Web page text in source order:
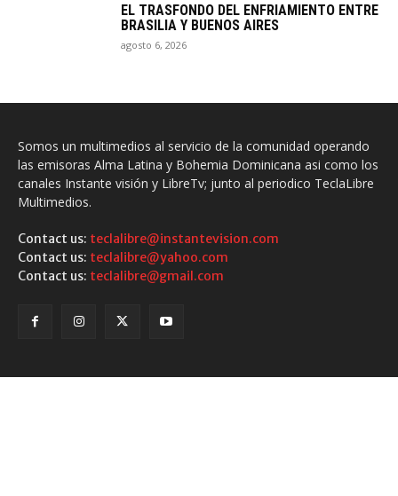
EL TRASFONDO DEL ENFRIAMIENTO ENTRE
BRASILIA Y BUENOS AIRES
agosto 6, 2026
Somos un multimedios al servicio de la comunidad operando
las emisoras Alma Latina y Bohemia Dominicana asi como los
canales Instante visión y LibreTv; junto al periodico TeclaLibre
Multimedios.
Contact us: teclalibre@instantevision.com
Contact us: teclalibre@yahoo.com
Contact us: teclalibre@gmail.com